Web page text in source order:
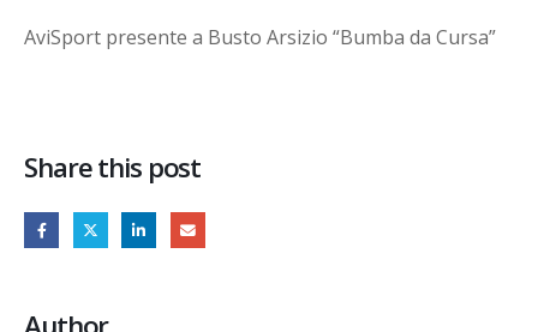
AviSport presente a Busto Arsizio “Bumba da Cursa”
Share this post